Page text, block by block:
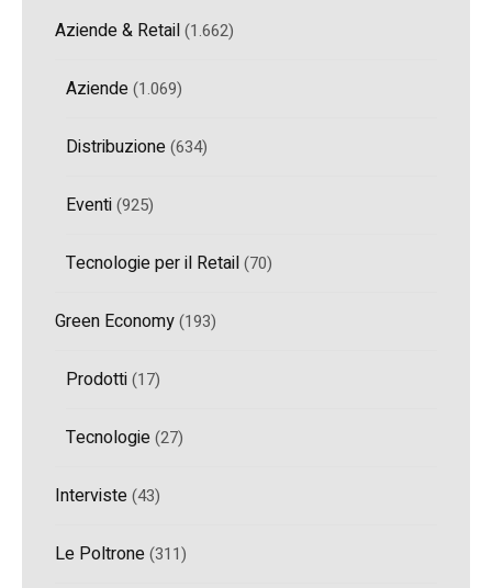
Aziende & Retail(1.662)
Aziende(1.069)
Distribuzione(634)
Eventi(925)
Tecnologie per il Retail(70)
Green Economy(193)
Prodotti(17)
Tecnologie(27)
Interviste(43)
Le Poltrone(311)